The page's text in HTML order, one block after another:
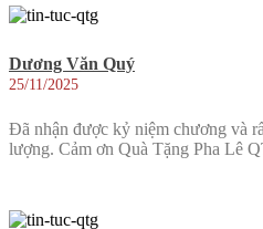
Dương Văn Quý
25/11/2025
Đã nhận được kỷ niệm chương và
lượng. Cảm ơn Quà Tặng Pha Lê